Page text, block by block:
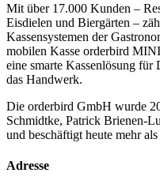
Mit über 17.000 Kunden –
Eisdielen und Biergärten –
Kassensystemen der
mobilen Kasse orderbird
eine smarte Kassenlösung für
das Handwerk.
Die orderbird GmbH wurde
Schmidtke, Patrick Brienen-
und beschäftigt heute mehr
Adresse